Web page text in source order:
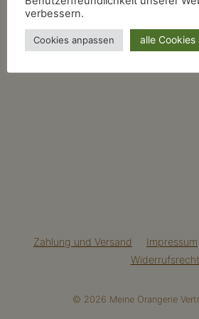
Zahlung und Versand Impressum
Widerrufsrecht
© 2026 Meine Orangerie
verbessern.
Cookies anpassen alle